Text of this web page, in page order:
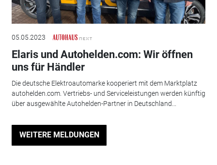
05.05.2023
Elaris und Autohelden.com: Wir öffnen
uns für Händler
Die deutsche Elektroautomarke kooperiert mit dem Marktplatz
autohelden.com. Vertriebs- und Serviceleistungen werden künftig
über ausgewählte Autohelden-Partner in Deutschland...
WEITERE MELDUNGEN